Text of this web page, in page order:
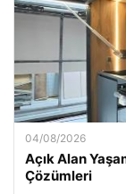
04/08/2026
Açık Alan
Çözümleri